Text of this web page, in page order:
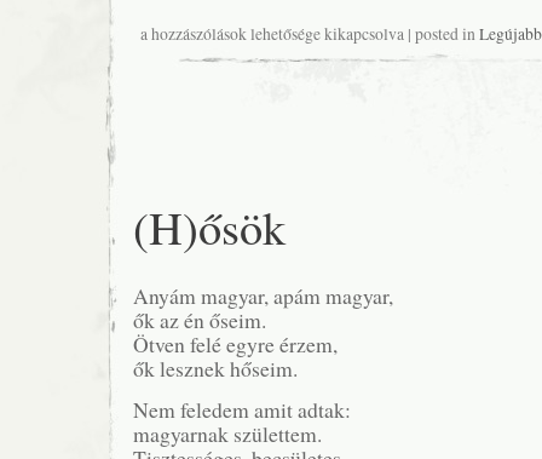
Ha
kezdhetném
a hozzászólások lehetősége kikapcsolva| posted in
(H)ősök
Anyám magyar, apám magyar,
ők az én őseim.
Ötven felé egyre érzem,
ők lesznek hőseim.
Nem feledem amit adtak:
magyarnak születtem.